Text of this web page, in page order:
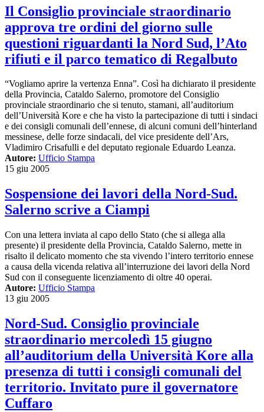
Il Consiglio provinciale straordinario
approva tre ordini del giorno sulle
questioni riguardanti la Nord Sud, l’Ato
rifiuti e il parco tematico di Regalbuto
“Vogliamo aprire la vertenza Enna”. Così ha dichiarato il presidente
della Provincia, Cataldo Salerno, promotore del Consiglio
provinciale straordinario che si tenuto, stamani, all’auditorium
dell’Università Kore e che ha visto la partecipazione di tutti i sindaci
e dei consigli comunali dell’ennese, di alcuni comuni dell’hinterland
messinese, delle forze sindacali, del vice presidente dell’Ars,
Vladimiro Crisafulli e del deputato regionale Eduardo Leanza.
Autore: Ufficio Stampa
15 giu 2005
Sospensione dei lavori della Nord-Sud.
Salerno scrive a Ciampi
Con una lettera inviata al capo dello Stato (che si allega alla
presente) il presidente della Provincia, Cataldo Salerno, mette in
risalto il delicato momento che sta vivendo l’intero territorio ennese
a causa della vicenda relativa all’interruzione dei lavori della Nord
Sud con il conseguente licenziamento di oltre 40 operai.
Autore: Ufficio Stampa
13 giu 2005
Nord-Sud. Consiglio provinciale
straordinario mercoledì 15 giugno
all’auditorium della Università Kore alla
presenza di tutti i consigli comunali del
territorio. Invitato pure il governatore
Cuffaro